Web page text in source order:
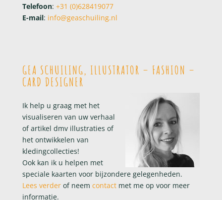
Telefoon: +31 (0)628419077
E-mail: info@geaschuiling.nl
GEA SCHUILING, ILLUSTRATOR – FASHION –
CARD DESIGNER
Ik help u graag met het
visualiseren van uw verhaal
of artikel dmv illustraties of
het ontwikkelen van
kledingcollecties!
Ook kan ik u helpen met
speciale kaarten voor bijzondere gelegenheden.
Lees verderof neem contactmet me op voor meer
informatie.